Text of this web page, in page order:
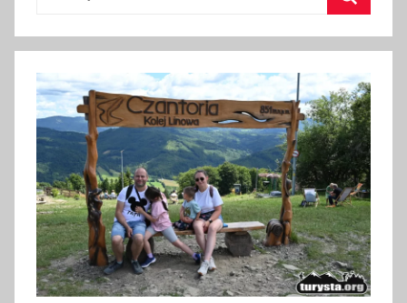
a
2
0
2